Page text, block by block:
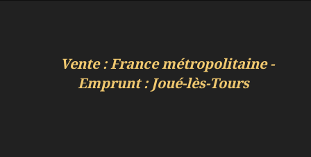
Vente : France métropolitaine -
Emprunt : Joué-lès-Tours